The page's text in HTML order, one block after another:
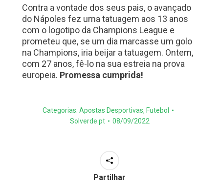
Contra a vontade dos seus pais, o avançado
do Nápoles fez uma tatuagem aos 13 anos
com o logotipo da Champions League e
prometeu que, se um dia marcasse um golo
na Champions, iria beijar a tatuagem. Ontem,
com 27 anos, fê-lo na sua estreia na prova
europeia. Promessa cumprida!
Categorias: Apostas Desportivas, Futebol
Solverde.pt
08/09/2022
Partilhar